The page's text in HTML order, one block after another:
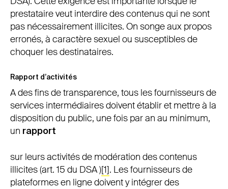
prestataire veut interdire des contenus qui ne sont
pas nécessairement illicites. On songe aux propos
erronés, à caractère sexuel ou susceptibles de
choquer les destinataires.
Rapport d’activités
A des fins de transparence, tous les fournisseurs de
services intermédiaires doivent établir et mettre à la
disposition du public, une fois par an au minimum,
un rapport
sur leurs activités de modération des contenus
illicites (art. 15 du DSA )[1]. Les fournisseurs de
plateformes en ligne doivent y intégrer des